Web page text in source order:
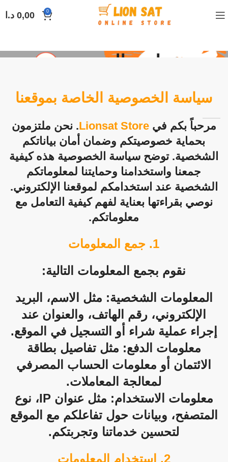
0
0,00 د.ا
سياسة الخصوصية
سياسة الخصوصية الخاصة بموقعنا
مرحباً بكم فيLionsat Store. نحن ملتزمون
بحماية خصوصيتكم وضمان أمان بياناتكم
الشخصية. توضح سياسة الخصوصية هذه كيفية
جمعنا واستخدامنا وحمايتنا لمعلوماتكم
الشخصية عند استخدامكم لموقعنا الإلكتروني.
نوصي بقراءتها بعناية لفهم كيفية التعامل مع
معلوماتكم.
1. جمع المعلومات
نقوم بجمع المعلومات التالية:
المعلومات الشخصية: مثل الاسم، البريد
الإلكتروني، رقم الهاتف، والعنوان عند
إجراء عملية شراء أو التسجيل في الموقع.
معلومات الدفع: مثل تفاصيل بطاقة
الائتمان أو معلومات الحساب المصرفي
لمعالجة المعاملات.
معلومات الاستخدام: مثل عنوان IP، نوع
المتصفح، وبيانات حول تفاعلكم مع الموقع
لتحسين خدماتنا وتجربتكم.
2. استخدام
المعلومات